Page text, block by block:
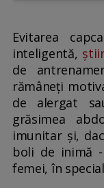
Evitarea
inteligentă,
de
rămâneți
de alergat
grăsimea
imunitar și,
boli de inimă
femei, în